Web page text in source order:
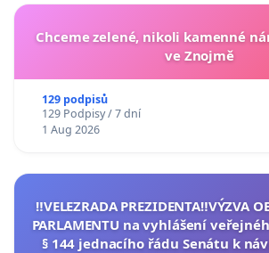
Chceme zelené, nikoli kamenné
ve Znojmě
129 podpisů
129 Podpisy / 7 dní
1 Aug 2026
‼️VELEZRADA PREZIDENTA‼️VÝZVA
PARLAMENTU na vyhlášení
§ 144 jednacího řádu Senátu k